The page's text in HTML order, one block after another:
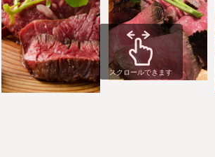
スクロールできます